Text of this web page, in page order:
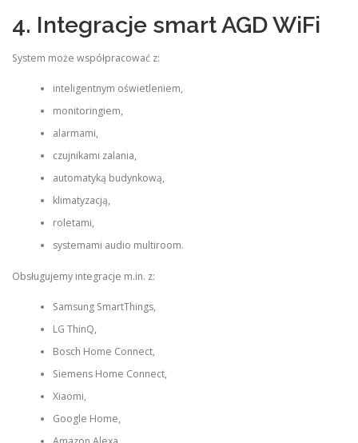
4. Integracje smart AGD WiFi
System może współpracować z:
inteligentnym oświetleniem,
monitoringiem,
alarmami,
czujnikami zalania,
automatyką budynkową,
klimatyzacją,
roletami,
systemami audio multiroom.
Obsługujemy integracje m.in. z:
Samsung SmartThings,
LG ThinQ,
Bosch Home Connect,
Siemens Home Connect,
Xiaomi,
Google Home,